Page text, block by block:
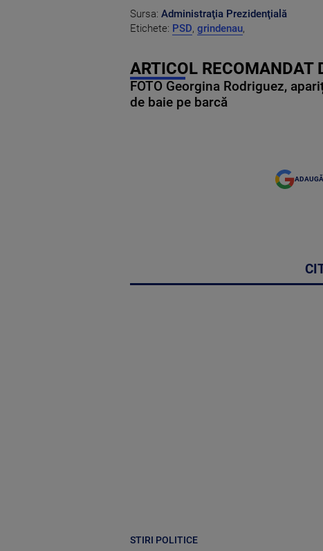
Sursa: Administraţia Prezidenţială
Etichete: PSD, grindenau,
ARTICOL RECOMANDAT
FOTO Georgina Rodriguez,
de baie pe barcă
ADAUGĂ
STIRI POLITICE